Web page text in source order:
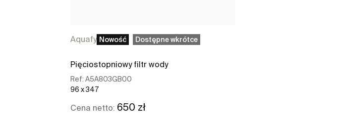
Aquafy Nowość Dostępne wkrótce
Pięciostopniowy filtr wody
Ref: A5A803GB00
96 x 347
Cena netto: 650 zł